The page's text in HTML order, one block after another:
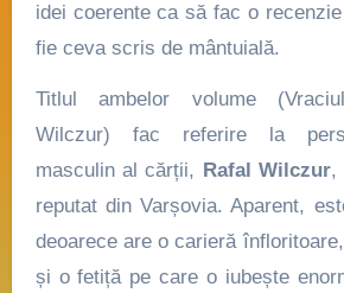
idei coerente ca să fac o
fie ceva scris de mântuială.
Titlul ambelor volume
Wilczur) fac referire la
masculin al cărții, Rafal Wilczur,
reputat din Varșovia. Aparent,
deoarece are o carieră
și o fetiță pe care o iubește